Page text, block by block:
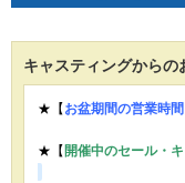
キャスティングからの
★【お盆期間の営業時間
★【開催中のセール・